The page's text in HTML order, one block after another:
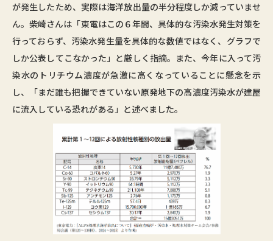
が発生したため、実際は海洋放出量の半分程度しか減っていませ
ん。柴崎さんは「東電はこの６年間、具体的な汚染水発生対策を
行っておらず、汚染水発生量を具体的な数値ではなく、グラフで
しか公表してこなかった」と厳しく指摘。また、今年に入って汚
染水のトリチウム濃度が急激に高くなっていることに懸念を示
し、「まだ誰も把握できていない原発地下の高濃度汚染水が建屋
に流入している恐れがある」と述べました。